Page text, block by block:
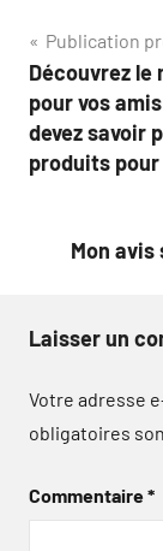
de
l’article
Publication
Découvrez
pour vos
devez savoir
produits
Mon
Laisser un
Votre adresse
obligatoires
Commentaire*